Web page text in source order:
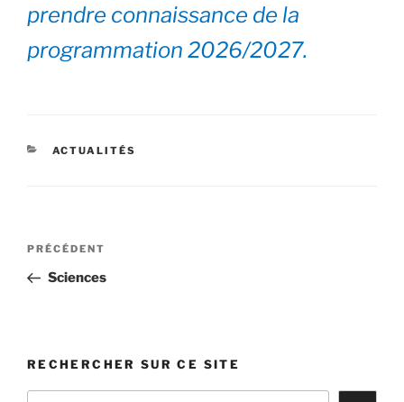
prendre connaissance de la
programmation 2026/2027.
CATÉGORIES
ACTUALITÉS
Navigation
l’article
Article
précédent
PRÉCÉDENT
Sciences
RECHERCHER SUR CE SITE